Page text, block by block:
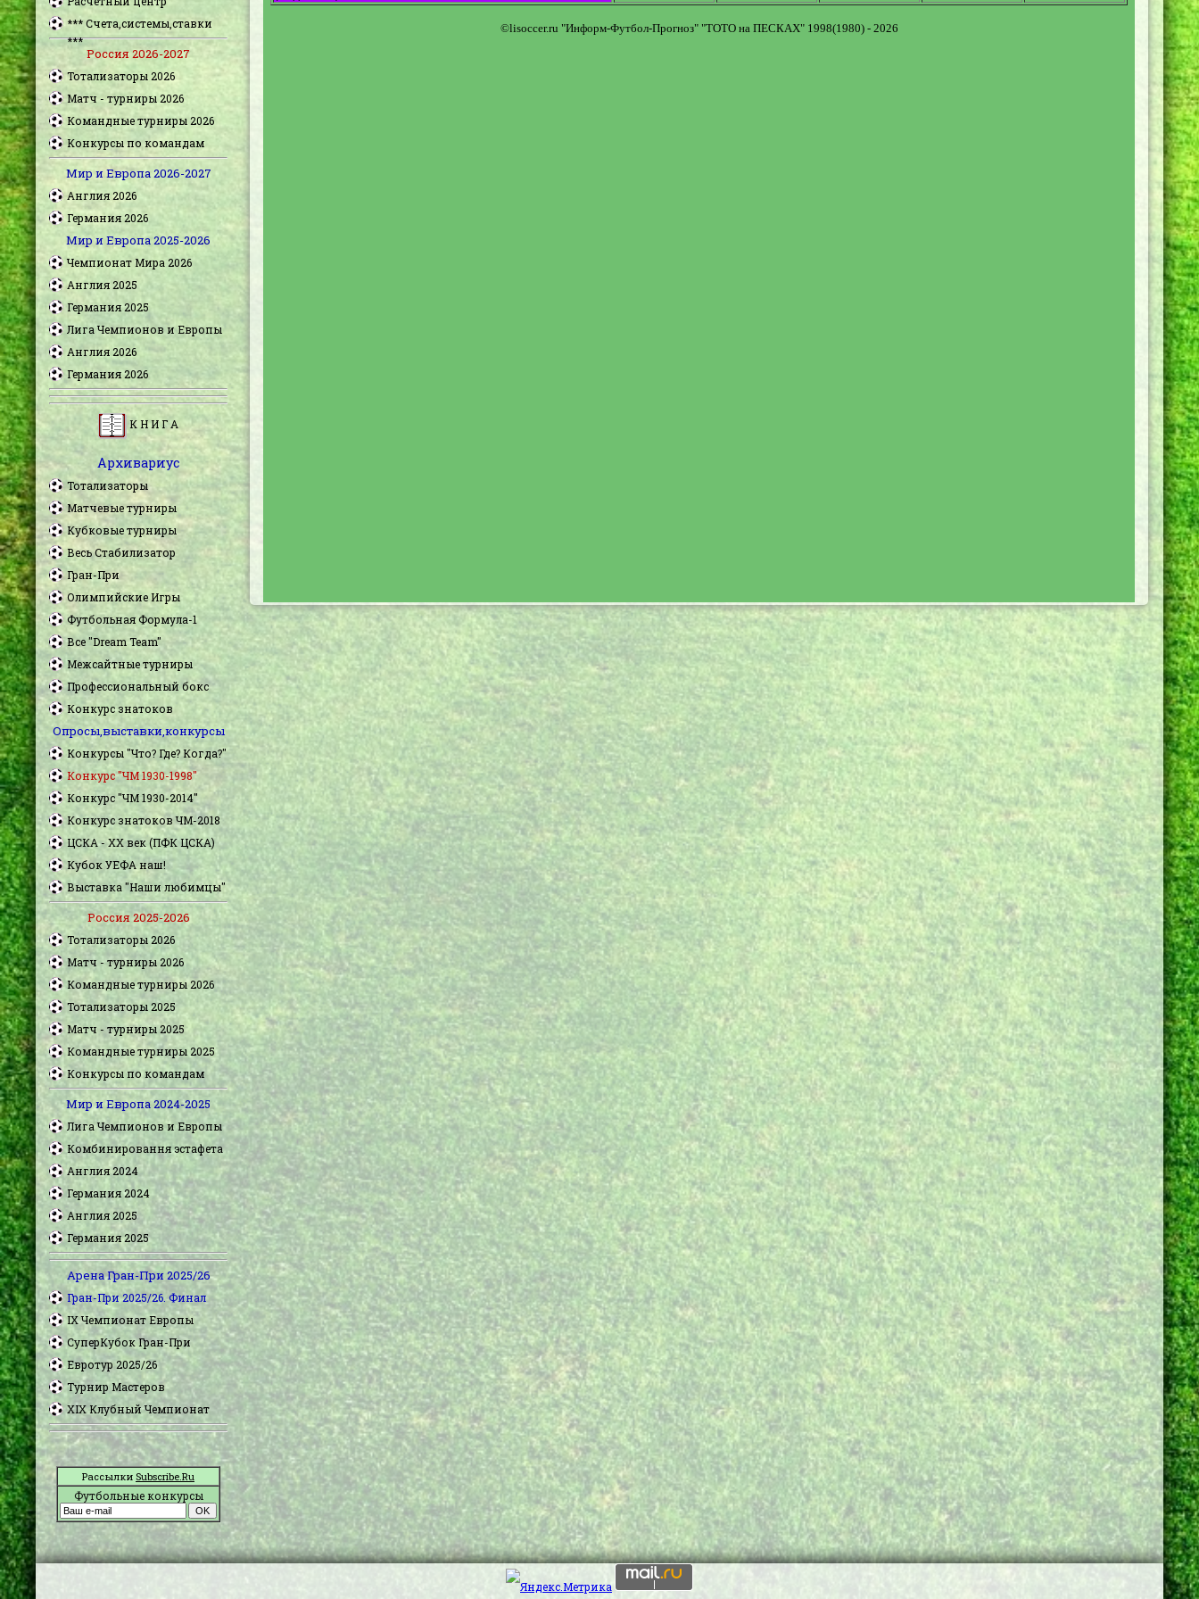
*** Счета,системы,ставки
***
Россия 2026-2027
Тотализаторы 2026
Матч - турниры 2026
Командные турниры 2026
Конкурсы по командам
Мир и Европа 2026-2027
Англия 2026
Германия 2026
Мир и Европа 2025-2026
Чемпионат Мира 2026
Англия 2025
Германия 2025
Лига Чемпионов и Европы
Англия 2026
Германия 2026
К Н И Г А
Архивариус
Тотализаторы
Матчевые турниры
Кубковые турниры
Весь Стабилизатор
Гран-При
Олимпийские Игры
Футбольная Формула-1
Все "Dream Team"
Межсайтные турниры
Профессиональный бокс
Конкурс знатоков
Опросы,выставки,конкурсы
Конкурсы "Что? Где? Когда?"
Конкурс "ЧМ 1930-1998"
Конкурс "ЧМ 1930-2014"
Конкурс знатоков ЧМ-2018
ЦСКА - XX век (ПФК ЦСКА)
Кубок УЕФА наш!
Выставка "Наши любимцы"
Россия 2025-2026
Тотализаторы 2026
Матч - турниры 2026
Командные турниры 2026
Тотализаторы 2025
Матч - турниры 2025
Командные турниры 2025
Конкурсы по командам
Мир и Европа 2024-2025
Лига Чемпионов и Европы
Комбинировання эстафета
Англия 2024
Германия 2024
Англия 2025
Германия 2025
Арена Гран-При 2025/26
Гран-При 2025/26. Финал
IX Чемпионат Европы
СуперКубок Гран-При
Евротур 2025/26
Турнир Мастеров
XIX Клубный Чемпионат
Рассылки Subscribe.Ru
Футбольные конкурсы